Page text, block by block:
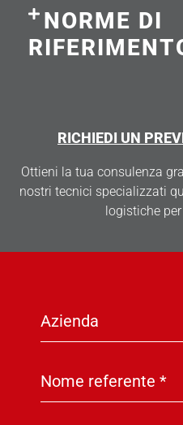
NORME DI
RICHIEDI UN
Ottieni la tua consulenza
nostri tecnici specializzati
logistiche
Azienda
Nome referente *